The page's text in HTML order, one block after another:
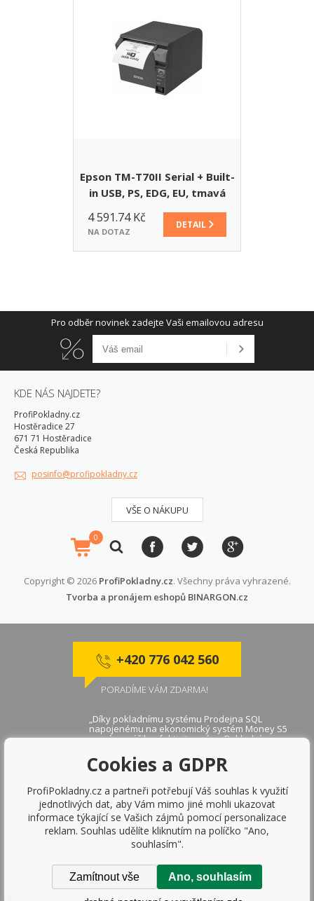
Epson TM-T70II Serial + Built-
in USB, PS, EDG, EU, tmavá
4 591.74 Kč
NA DOTAZ
DETAIL
Pro odběr novinek zadejte Vaši emailovou adresu
KDE NÁS NAJDETE?
ProfiPokladny.cz
Hostěradice 27
671 71 Hostěradice
Česká Republika
posinfo@profipokladny.cz
VŠE O NÁKUPU
0
Copyright © 2026 ProfiPokladny.cz. Všechny práva vyhrazené.
Tvorba a pronájem eshopů BINARGON.cz
+420 776 042 560
PORADÍME VÁM ZDARMA!
„Díky pokladnímu systému Prodejna SQL
napojenému na ekonomický systém Money S5
se nám zvýšila efektivita práce. Pokladní
platební terminály se zjednodušila práce
obsluhy."
Markéta B., Praha
Prodejna SQL je skvělé řešení pro jakoukoliv
firmu, určitě doporučuji. Dávám 10 z 10.
Roman K., Frýdek
Cookies a GDPR
ProfiPokladny.cz a partneři potřebují Váš souhlas k využití
jednotlivých dat, aby Vám mimo jiné mohli ukazovat
informace týkající se Vašich zájmů pomocí personalizace
reklam. Souhlas udělíte kliknutím na políčko "Ano,
souhlasím".
Zamítnout vše Ano, souhlasím